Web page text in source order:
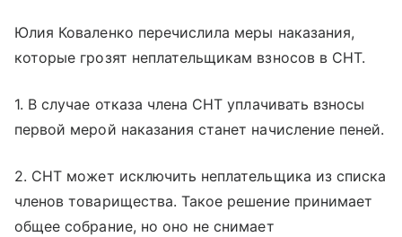
Юлия Коваленко перечислила меры наказания,
которые грозят неплательщикам взносов в СНТ.
1. В случае отказа члена СНТ уплачивать взносы
первой мерой наказания станет начисление пеней.
2. СНТ может исключить неплательщика из списка
членов товарищества. Такое решение принимает
общее собрание, но оно не снимает